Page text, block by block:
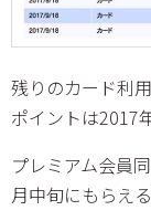
残りのカード利
ポイントは2017
プレミアム会員
月中旬にもらえる